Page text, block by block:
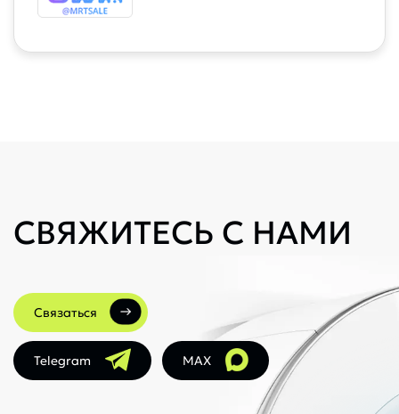
СВЯЖИТЕСЬ С НАМИ
Связаться
Telegram MAX